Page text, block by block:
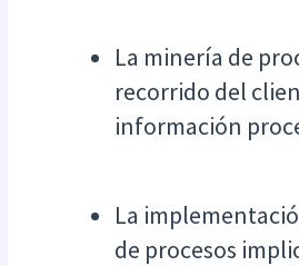
La minería de
recorrido del
información
La
de procesos